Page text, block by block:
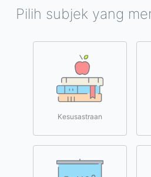
Pilih subjek yang
Kesusastraan